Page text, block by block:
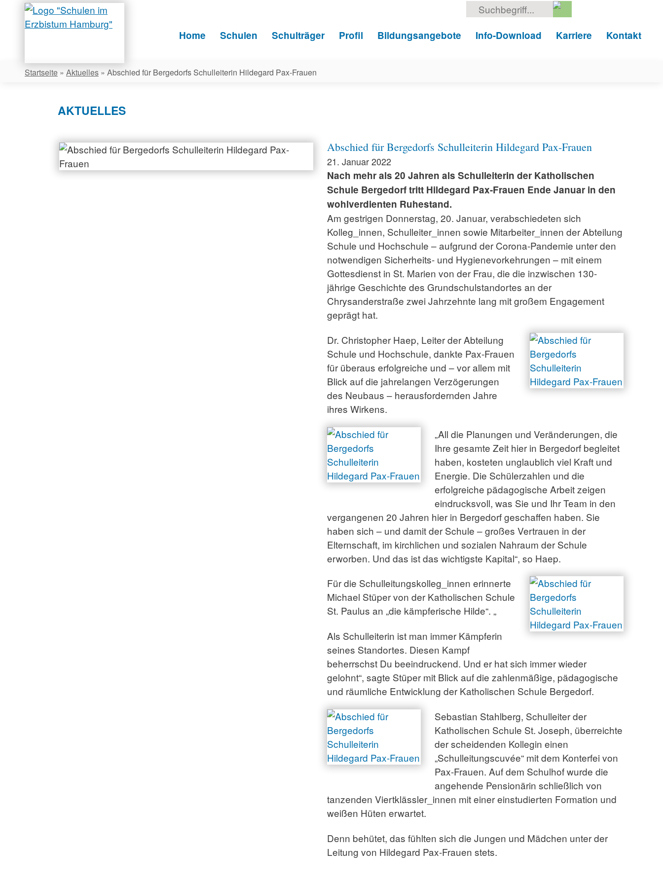
Suche
nach:
Home
Schulen Schulträger Profil Bildungsangebote Info-Download Karriere Kontakt
Startseite » Aktuelles » Abschied für Bergedorfs Schulleiterin Hildegard Pax-Frauen
AKTUELLES
Abschied für Bergedorfs Schulleiterin Hildegard Pax-Frauen
21. Januar 2022
Nach mehr als 20 Jahren als Schulleiterin der Katholischen
Schule Bergedorf tritt Hildegard Pax-Frauen Ende Januar in den
wohlverdienten Ruhestand.
Am gestrigen Donnerstag, 20. Januar, verabschiedeten sich
Kolleg_innen, Schulleiter_innen sowie Mitarbeiter_innen der Abteilung
Schule und Hochschule – aufgrund der Corona-Pandemie unter den
notwendigen Sicherheits- und Hygienevorkehrungen – mit einem
Gottesdienst in St. Marien von der Frau, die die inzwischen 130-
jährige Geschichte des Grundschulstandortes an der
Chrysanderstraße zwei Jahrzehnte lang mit großem Engagement
geprägt hat.
Dr. Christopher Haep, Leiter der Abteilung
Schule und Hochschule, dankte Pax-Frauen
für überaus erfolgreiche und – vor allem mit
Blick auf die jahrelangen Verzögerungen
des Neubaus – herausfordernden Jahre
ihres Wirkens.
„All die Planungen und Veränderungen, die
Ihre gesamte Zeit hier in Bergedorf begleitet
haben, kosteten unglaublich viel Kraft und
Energie. Die Schülerzahlen und die
erfolgreiche pädagogische Arbeit zeigen
eindrucksvoll, was Sie und Ihr Team in den
vergangenen 20 Jahren hier in Bergedorf geschaffen haben. Sie
haben sich – und damit der Schule – großes Vertrauen in der
Elternschaft, im kirchlichen und sozialen Nahraum der Schule
erworben. Und das ist das wichtigste Kapital“, so Haep.
Für die Schulleitungskolleg_innen erinnerte
Michael Stüper von der Katholischen Schule
St. Paulus an „die kämpferische Hilde“. „
Als Schulleiterin ist man immer Kämpferin
seines Standortes. Diesen Kampf
beherrschst Du beeindruckend. Und er hat sich immer wieder
gelohnt“, sagte Stüper mit Blick auf die zahlenmäßige, pädagogische
und räumliche Entwicklung der Katholischen Schule Bergedorf.
Sebastian Stahlberg, Schulleiter der
Katholischen Schule St. Joseph, überreichte
der scheidenden Kollegin einen
„Schulleitungscuvée“ mit dem Konterfei von
Pax-Frauen. Auf dem Schulhof wurde die
angehende Pensionärin schließlich von
tanzenden Viertklässler_innen mit einer einstudierten Formation und
weißen Hüten erwartet.
Denn behütet, das fühlten sich die Jungen und Mädchen unter der
Leitung von Hildegard Pax-Frauen stets.